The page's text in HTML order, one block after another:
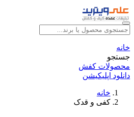
خانه
جستجو
محصولات کفش
دانلود اپلیکیشن
خانه
کفی و قدک